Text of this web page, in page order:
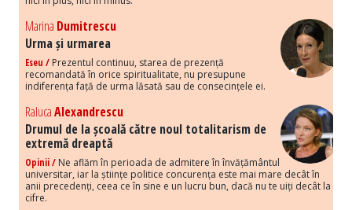
Marina Dumitrescu
Urma și urmarea
Eseu / Prezentul continuu, starea de prezență
recomandată în orice spiritualitate, nu presupune
indiferența față de urma lăsată sau de consecințele ei.
RalucaAlexandrescu
Drumul de la școală către noul totalitarism de
extremă dreaptă
Opinii / Ne aflăm în perioada de admitere în învățământul
universitar, iar la științe politice concurența este mai mare decât în
anii precedenți, ceea ce în sine e un lucru bun, dacă nu te uiți decât la
cifre.